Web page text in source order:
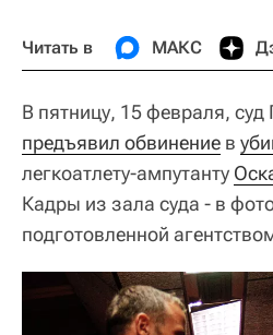
Читать в МАКС
В пятницу, 15 февраля,
предъявил обвинение в
легкоатлету-ампутанту
Кадры из зала суда - в
подготовленной